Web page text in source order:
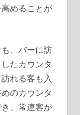
めることが
、バーに訪
たカウンタ
れる客も入
のカウンタ
、常連客が